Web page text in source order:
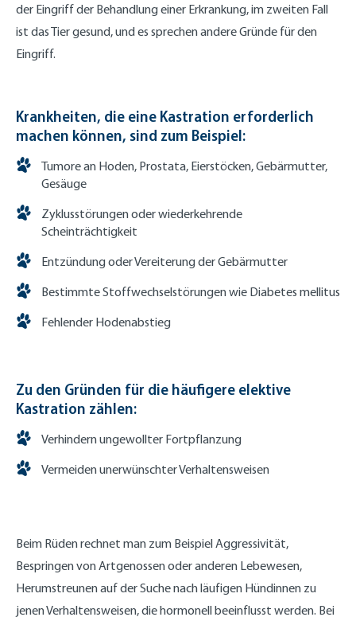
der Eingriff der Behandlung einer Erkrankung, im zweiten Fall
ist das Tier gesund, und es sprechen andere Gründe für den
Eingriff.
Krankheiten, die eine Kastration erforderlich
machen können, sind zum Beispiel:
Tumore an Hoden, Prostata, Eierstöcken, Gebärmutter,
Gesäuge
Zyklusstörungen oder wiederkehrende
Scheinträchtigkeit
Entzündung oder Vereiterung der Gebärmutter
Bestimmte Stoffwechselstörungen wie Diabetes mellitus
Fehlender Hodenabstieg
Zu den Gründen für die häufigere elektive
Kastration zählen:
Verhindern ungewollter Fortpflanzung
Vermeiden unerwünschter Verhaltensweisen
Beim Rüden rechnet man zum Beispiel Aggressivität,
Bespringen von Artgenossen oder anderen Lebewesen,
Herumstreunen auf der Suche nach läufigen Hündinnen zu
jenen Verhaltensweisen, die hormonell beeinflusst werden. Bei